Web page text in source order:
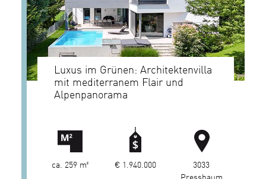
Luxus im Grünen: Architektenvilla
mit mediterranem Flair und
Alpenpanorama
ca. 259 m² € 1.940.000
3033